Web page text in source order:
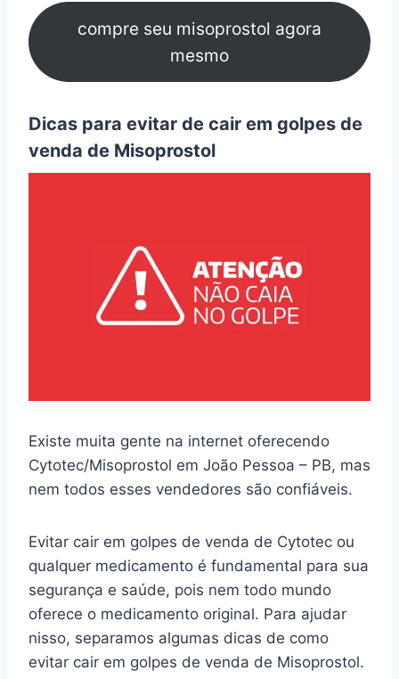
compre seu misoprostol agora
mesmo
Dicas para evitar de cair em golpes de
venda de Misoprostol
Existe muita gente na internet oferecendo
Cytotec/Misoprostol em João Pessoa – PB, mas
nem todos esses vendedores são confiáveis.
Evitar cair em golpes de venda de Cytotec ou
qualquer medicamento é fundamental para sua
segurança e saúde, pois nem todo mundo
oferece o medicamento original. Para ajudar
nisso, separamos algumas dicas de como
evitar cair em golpes de venda de Misoprostol.